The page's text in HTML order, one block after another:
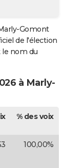
Gomont
de l'élection
nom du
à Marly-
% des voix
100,00%